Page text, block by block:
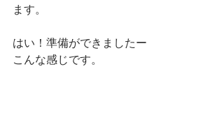
ます。
はい！準備ができましたー
こんな感じです。